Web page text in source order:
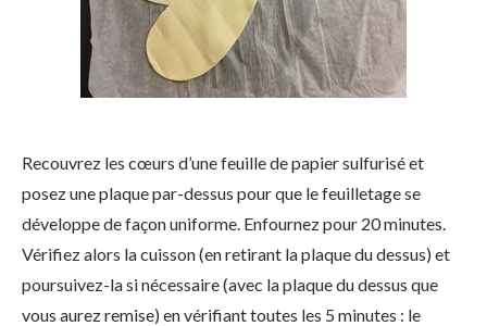
Recouvrez les cœurs d’une feuille de papier sulfurisé et
posez une plaque par-dessus pour que le feuilletage se
développe de façon uniforme. Enfournez pour 20 minutes.
Vérifiez alors la cuisson (en retirant la plaque du dessus) et
poursuivez-la si nécessaire (avec la plaque du dessus que
vous aurez remise) en vérifiant toutes les 5 minutes : le